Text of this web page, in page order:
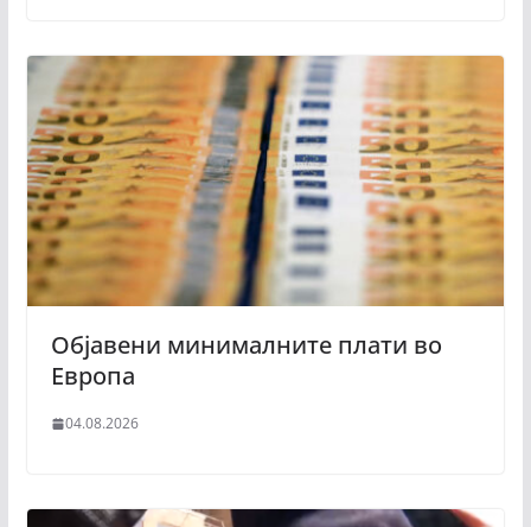
Објавени минималните плати во
Европа
04.08.2026